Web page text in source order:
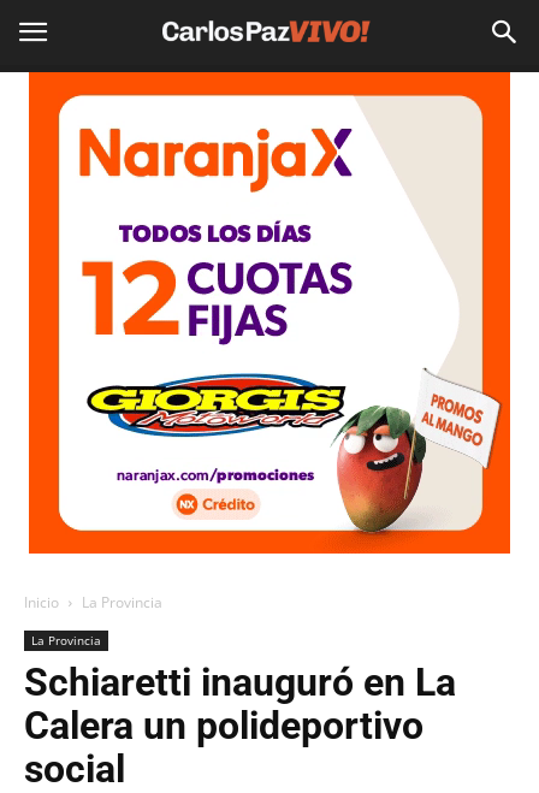
Inicio La Provincia
La Provincia
Schiaretti inauguró en La
Calera un polideportivo
social